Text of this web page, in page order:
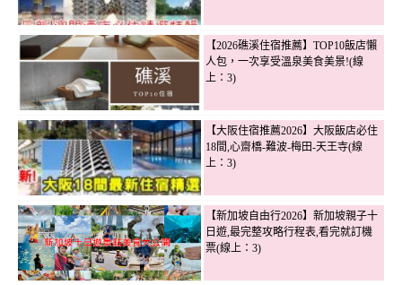
【2026礁溪住宿推薦】TOP10飯店懶
人包，一次享受溫泉美食美景!(線
上：3)
【大阪住宿推薦2026】大阪飯店必住
18間,心齋橋-難波-梅田-天王寺(線
上：3)
【新加坡自由行2026】新加坡親子十
日遊,最完整攻略行程表,看完就訂機
票(線上：3)